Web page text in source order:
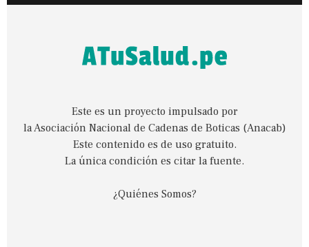
Este es un proyecto impulsado por
la Asociación Nacional de Cadenas de Boticas (Anacab)
Este contenido es de uso gratuito.
La única condición es citar la fuente.
¿Quiénes Somos?